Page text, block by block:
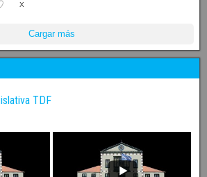
X
Cargar más
TDF